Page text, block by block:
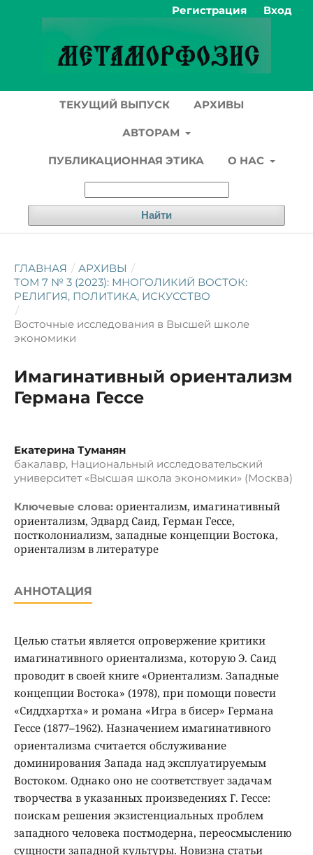
ТЕКУЩИЙ ВЫПУСК АРХИВЫ
АВТОРАМ
ПУБЛИКАЦИОННАЯ ЭТИКА О НАС
Найти
Регистрация Вход
ГЛАВНАЯ / АРХИВЫ /
ТОМ 7 № 3 (2023): МНОГОЛИКИЙ ВОСТОК:
РЕЛИГИЯ, ПОЛИТИКА, ИСКУССТВО
/
Восточные исследования в Высшей школе
экономики
Имагинативный ориентализм
Германа Гессе
Екатерина Туманян
бакалавр, Национальный исследовательский
университет «Высшая школа экономики» (Москва)
Ключевые слова: ориентализм, имагинативный
ориентализм, Эдвард Саид, Герман Гессе,
постколониализм, западные концепции Востока,
ориентализм в литературе
АННОТАЦИЯ
Целью статьи является опровержение критики
имагинативного ориентализма, которую Э. Саид
проводит в своей книге «Ориентализм. Западные
концепции Востока» (1978), при помощи повести
«Сиддхартха» и романа «Игра в бисер» Германа
Гессе (1877–1962). Назначением имагинативного
ориентализма считается обслуживание
доминирования Запада над эксплуатируемым
Востоком. Однако оно не соответствует задачам
творчества в указанных произведениях Г. Гессе:
поискам решения экзистенциальных проблем
западного человека постмодерна, переосмыслению
сущности западной культуры. Новизна статьи